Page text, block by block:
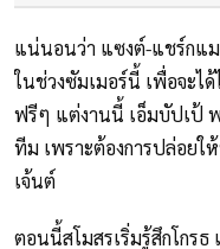
แน่นอนว่า แซงต์-แชร์กแม
ในช่วงซัมเมอร์นี้ เพื่อจะไ
ฟรีๆ แต่งานนี้ เอ็มบัปเป้ พ
ทีม เพราะต้องการปล่อย
เจ้นต์
ตอนนี้สโมสรเริ่มรู้สึกโกร